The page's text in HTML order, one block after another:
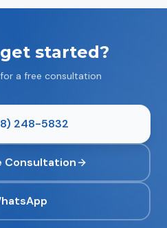
started?
a free consultation
248-5832
Consultation